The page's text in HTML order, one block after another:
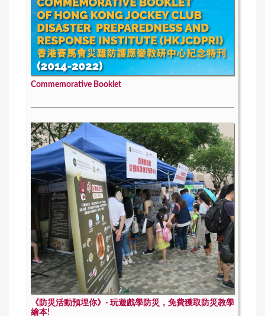
Commemorative Booklet
《防災活動預埋你》- 玩遊戲學防災，免費獲取防災教學
繪本!